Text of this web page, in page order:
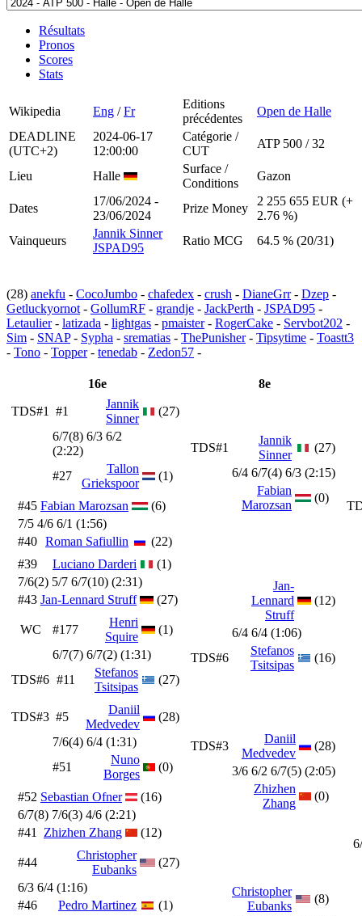
Résultats
Pronos
Scores
Stats
Wikipedia Eng /Fr
Editions
précédentes
Open de Halle
DEADLINE
(UTC+2)
2024-06-17
12:00:00
Catégorie /
CUT
ATP 500 / 32
Lieu Halle
Surface /
Conditions
Gazon
Dates
17/06/2024 -
23/06/2024
Prize Money
2 255 655 EUR (+
2.76 %)
Vainqueurs
Jannik Sinner
JSPAD95
Ratio MCG 64.5 % (20/31)
(28) anekfu - CocoJumbo - chafedex - crush - DianeGrr- Dzep -
Getluckyornot - GollumRF - grandje - JackPerth - JSPAD95 -
Letaulier- latizada - lightgas - pmaister- RogerCake - Servbot202 -
Sim - SNAP- Sypha - srematias - ThePunisher- Tipsytime - Toastt3
- Tono - Topper- tenedab - Zedon57 -
16e
8e
TDS#1
#1
Jannik
Sinner
(27)
6/7(8) 6/3 6/2
(2:22)
#27
Tallon
Griekspoor
(1)
TDS#1
Jannik
Sinner
(27)
6/4 6/7(4) 6/3 (2:15)
Fabian
Marozsan
(0)
#45 Fabian Marozsan
(6)
7/5 4/6 6/1 (1:56)
#40 Roman Safiullin
(22)
#39
Luciano Darderi
(1)
7/6(2) 5/7 6/7(10) (2:31)
#43 Jan-Lennard Struff (27)
Jan-
Lennard
Struff
(12)
6/4 6/4 (1:06)
TDS#6
Stefanos
Tsitsipas
(16)
WC #177
Henri
Squire
(1)
6/7(7) 6/7(2) (1:31)
TDS#6 #11
Stefanos
Tsitsipas
(27)
TDS#3 #5
Daniil
Medvedev
(28)
7/6(4) 6/4 (1:31)
#51
Nuno
Borges
(0)
TDS#3
Daniil
Medvedev
(28)
3/6 6/2 6/7(5) (2:05)
Zhizhen
Zhang
(0)
#52 Sebastian Ofner
(16)
6/7(8) 7/6(3) 4/6 (2:21)
#41
Zhizhen Zhang (12)
#44
Christopher
Eubanks
(27)
6/3 6/4 (1:16)
#46
Pedro Martinez (1)
Christopher
Eubanks
(8)